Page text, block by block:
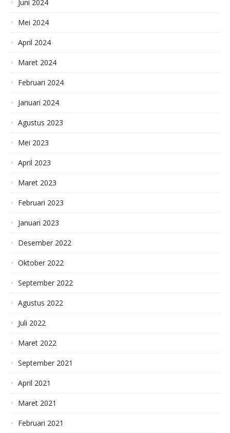
Juni 2024
Mei 2024
April 2024
Maret 2024
Februari 2024
Januari 2024
Agustus 2023
Mei 2023
April 2023
Maret 2023
Februari 2023
Januari 2023
Desember 2022
Oktober 2022
September 2022
Agustus 2022
Juli 2022
Maret 2022
September 2021
April 2021
Maret 2021
Februari 2021